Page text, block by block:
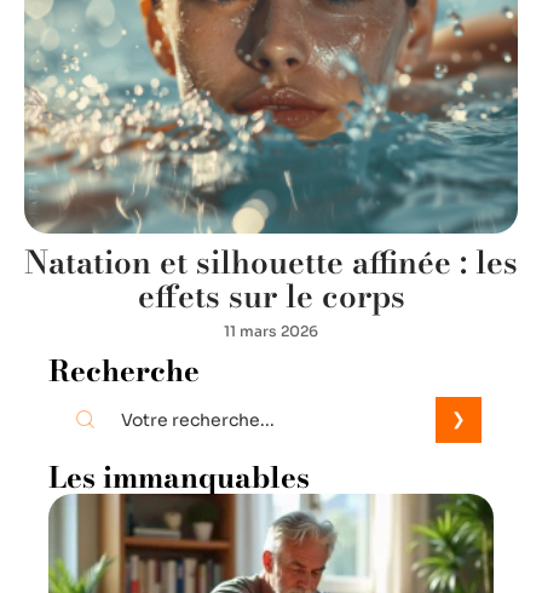
Natation et silhouette affinée : les
effets sur le corps
11 mars 2026
Recherche
Les immanquables